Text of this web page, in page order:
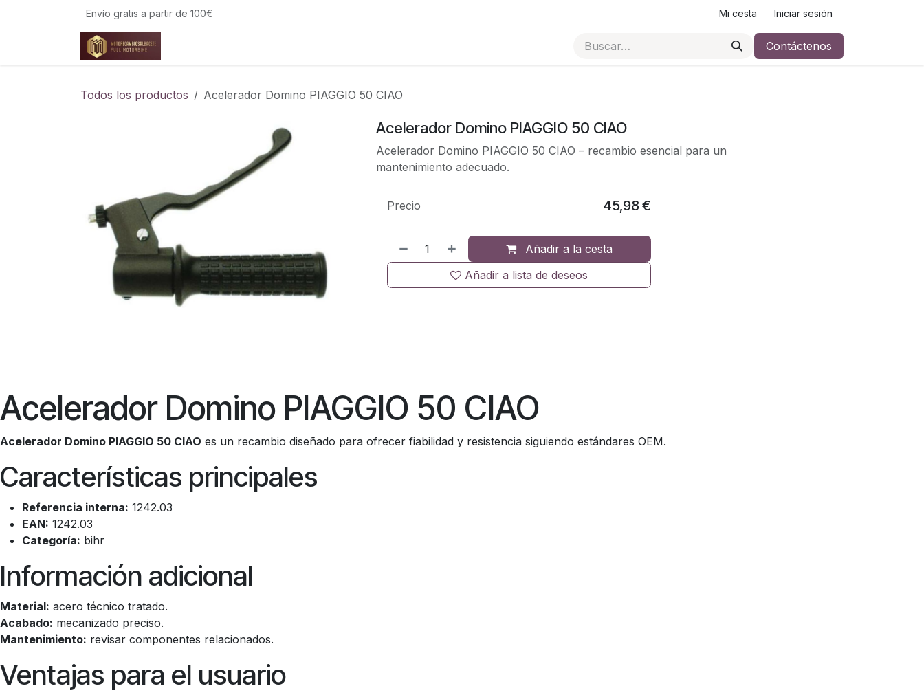
Envío gratis a partir de 100€ Mi cesta Iniciar sesión
Contáctenos
Todos los productos Acelerador Domino PIAGGIO 50 CIAO
Acelerador Domino PIAGGIO 50 CIAO
Acelerador Domino PIAGGIO 50 CIAO – recambio esencial para un
mantenimiento adecuado.
Añadir a la cesta
Añadir a lista de deseos
Precio 45,98€
Acelerador Domino PIAGGIO 50 CIAO
Acelerador Domino PIAGGIO 50 CIAO es un recambio diseñado para ofrecer fiabilidad y resistencia siguiendo estándares OEM.
Características principales
Referencia interna: 1242.03
EAN: 1242.03
Categoría: bihr
Información adicional
Material: acero técnico tratado.
Acabado: mecanizado preciso.
Mantenimiento: revisar componentes relacionados.
Ventajas para el usuario